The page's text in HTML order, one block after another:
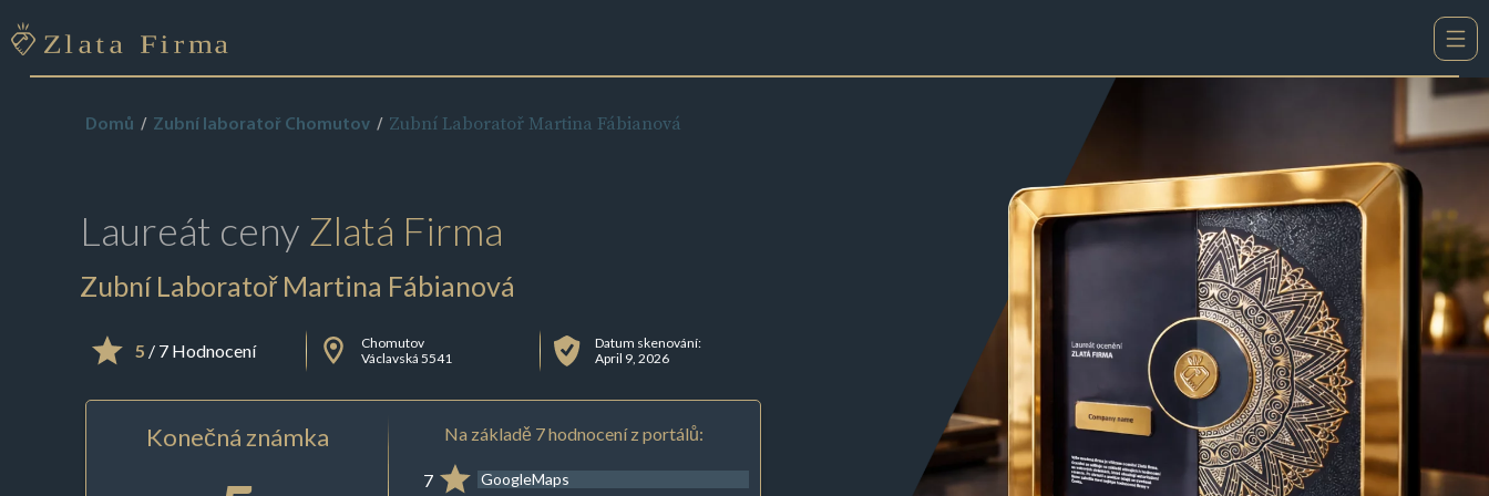
Domů Zubní laboratoř Chomutov Zubní Laboratoř Martina Fábianová
Laureát ceny Zlatá Firma
Zubní Laboratoř Martina Fábianová
5 / 7 Hodnocení
Chomutov
Václavská 5541
Datum skenování:
April 9, 2026
Konečná známka Na základě 7 hodnocení z portálů:
7 GoogleMaps